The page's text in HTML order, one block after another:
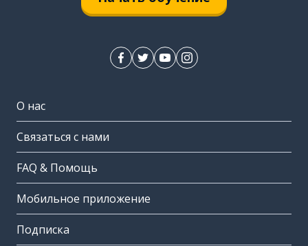
О нас
Связаться с нами
FAQ & Помощь
Мобильное приложение
Подписка